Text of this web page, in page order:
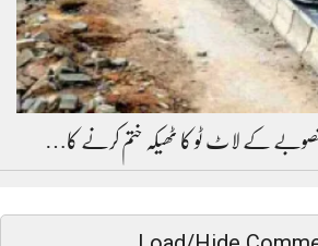
کے لاٹ ٹو کا ٹھیکہ ختم کرنے کا…